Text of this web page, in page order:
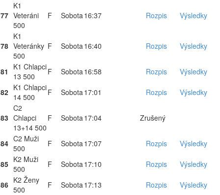
77
K1
Veteráni
500
F Sobota16:37 Rozpis Výsledky
78
K1
Veteránky
500
F Sobota16:40 Rozpis Výsledky
81
K1 Chlapci
13 500
F Sobota16:58 Rozpis Výsledky
82 K1 Chlapci
14 500
F Sobota17:01 Rozpis Výsledky
83
C2
Chlapci
13+14 500
F Sobota17:04 Zrušený
84 C2 Muži
500
F Sobota17:07 Rozpis Výsledky
85 K2 Muži
500
F Sobota17:10 Rozpis Výsledky
86 K2 Ženy
500
F Sobota17:13 Rozpis Výsledky